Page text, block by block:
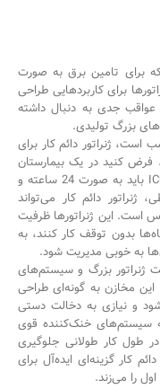
برای تامین برق به صورت
برای کاربردهایی طراحی
جدی به دنبال داشته
بزرگ تولیدی.
است، ژنراتور دائم کار برای
کنید در یک بیمارستان
هستید که تجهیزات اتاق عمل و دستگاه‌های ICU باید به صورت 24 ساعته و
دائم کار می‌تواند
است. این ژنراتورها ظرفیت
بدون توقف کار کنند، به
به خوبی مدیریت شود.
ژنراتور بزرگ و سیستم‌های
مخازن به گونه‌ای طراحی
و نیازی به دخالت دستی
سیستم‌های خنک‌کننده قوی
طول کار طولانی جلوگیری
کار گزینه‌ای ایده‌آل برای
را می‌زند.